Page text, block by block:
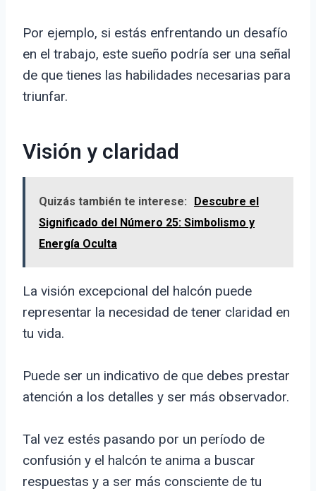
Por ejemplo, si estás enfrentando un desafío
en el trabajo, este sueño podría ser una señal
de que tienes las habilidades necesarias para
triunfar.
Visión y claridad
Quizás también te interese:
Descubre el
Significado del Número 25: Simbolismo y
Energía Oculta
La visión excepcional del halcón puede
representar la necesidad de tener claridad en
tu vida.
Puede ser un indicativo de que debes prestar
atención a los detalles y ser más observador.
Tal vez estés pasando por un período de
confusión y el halcón te anima a buscar
respuestas y a ser más consciente de tu